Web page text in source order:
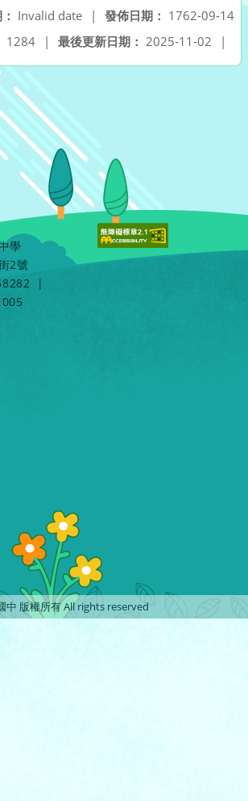
發佈日期： 1762-09-14
Invalid date
|
最後更新日期： 2025-11-02 |
1284 |
學
2號
|
版權所有 All rights reserved